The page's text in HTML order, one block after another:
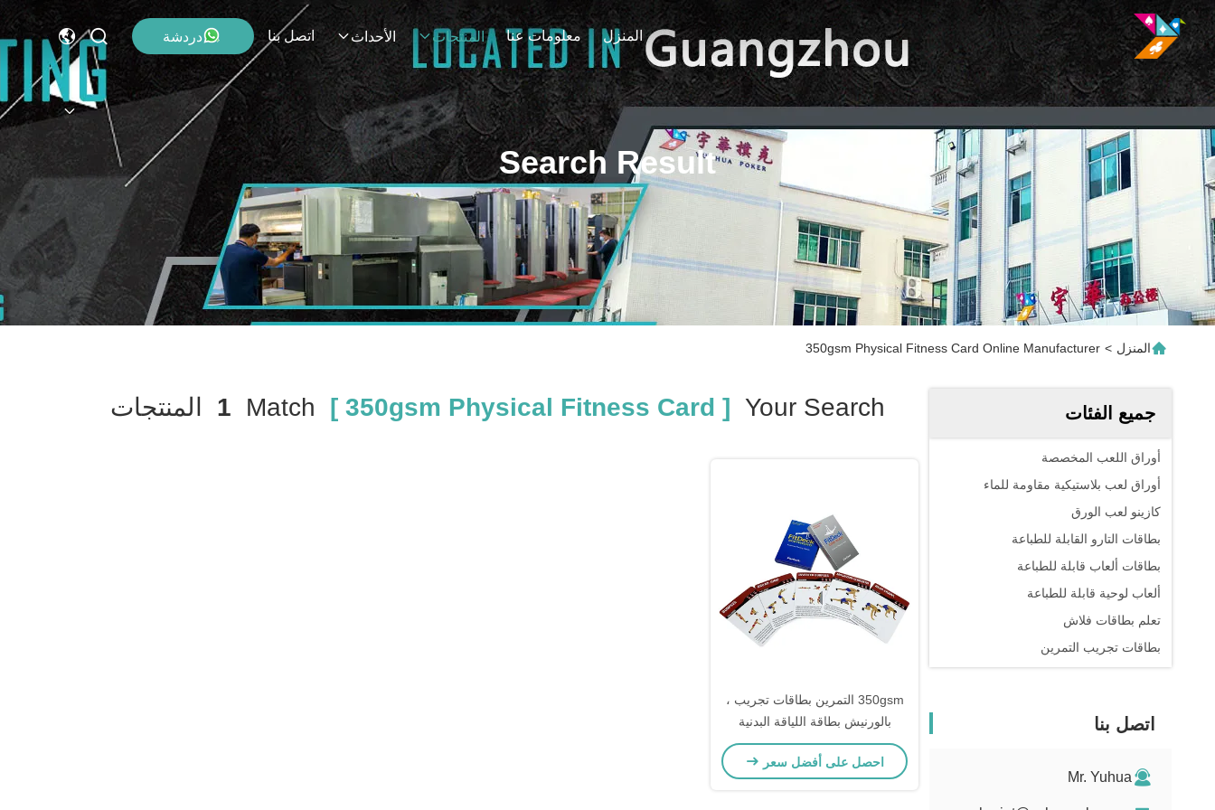
المنزل معلومات عنا المنتجات الأحداث اتصل بنا دردشة
Search Result
المنزل >
350gsm Physical Fitness Card Online Manufacturer
جميع الفئات
أوراق اللعب المخصصة
أوراق لعب بلاستيكية مقاومة للماء
كازينو لعب الورق
بطاقات التارو القابلة للطباعة
بطاقات ألعاب قابلة للطباعة
ألعاب لوحية قابلة للطباعة
تعلم بطاقات فلاش
بطاقات تجريب التمرين
اتصل بنا
Mr. Yuhua
Your Search
[ 350gsm Physical Fitness Card ]
1 المنتجات
350gsm التمرين بطاقات تجريب ،
بالورنيش بطاقة اللياقة البدنية
احصل على أفضل سعر